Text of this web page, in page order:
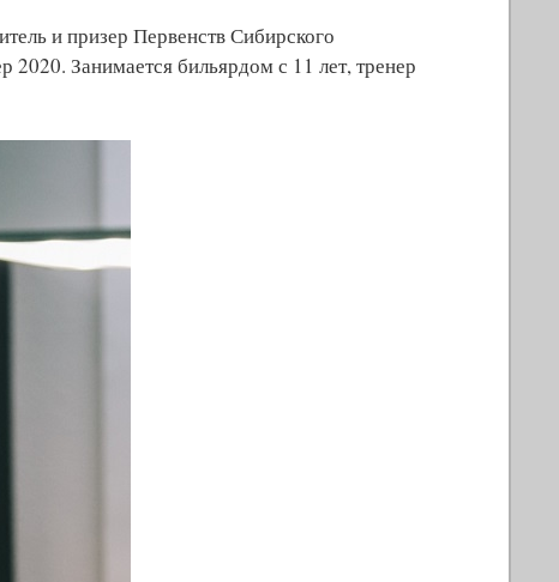
и призер Первенств Сибирского
Занимается бильярдом с 11 лет, тренер